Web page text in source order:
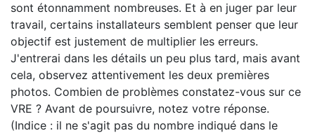
sont étonnamment nombreuses. Et à en juger par leur
travail, certains installateurs semblent penser que leur
objectif est justement de multiplier les erreurs.
J'entrerai dans les détails un peu plus tard, mais avant
cela, observez attentivement les deux premières
photos. Combien de problèmes constatez-vous sur ce
VRE ? Avant de poursuivre, notez votre réponse.
(Indice : il ne s'agit pas du nombre indiqué dans le